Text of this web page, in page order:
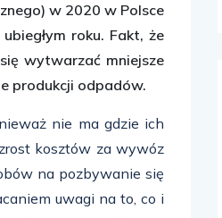
w 2020 w Polsce
roku. Fakt, że
wytwarzać mniejsze
produkcji odpadów.
nie ma gdzie ich
kosztów za wywóz
na pozbywanie się
uwagi na to, co i